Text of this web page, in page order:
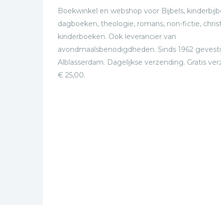
Boekwinkel en webshop voor Bijbels,
dagboeken, theologie, romans, non-fictie,
kinderboeken. Ook leverancier van
avondmaalsbenodigdheden. Sinds 1962
Alblasserdam. Dagelijkse verzending. Gratis
€ 25,00.